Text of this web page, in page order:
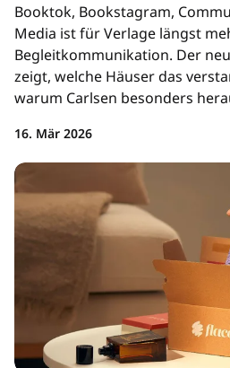
Booktok, Bookstagram,
Media ist für Verlage längst
Begleitkommunikation. Der
zeigt, welche Häuser das
warum Carlsen besonders
16. Mär 2026